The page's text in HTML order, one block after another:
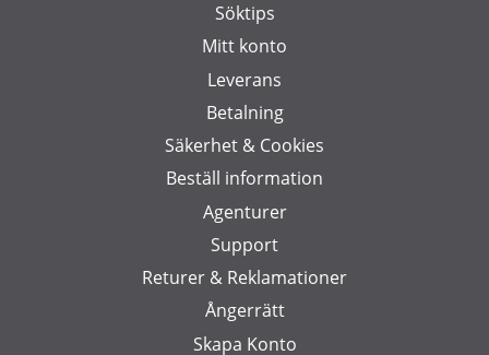
Söktips
Mitt konto
Leverans
Betalning
Säkerhet & Cookies
Beställ information
Agenturer
Support
Returer & Reklamationer
Ångerrätt
Skapa Konto